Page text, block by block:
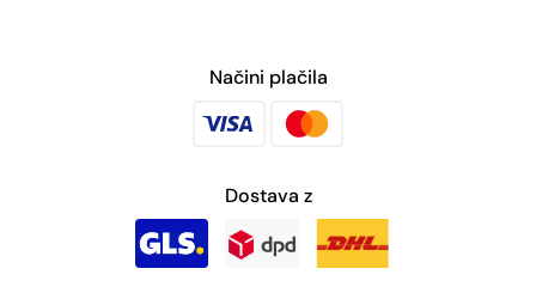
Načini plačila
Dostava z